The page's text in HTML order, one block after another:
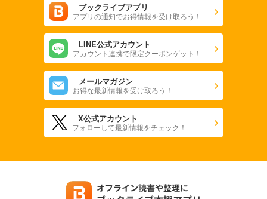
ブックライブアプリ
アプリの通知でお得情報を受け取ろう！
LINE公式アカウント
アカウント連携で限定クーポンゲット！
メールマガジン
お得な最新情報を受け取ろう！
X公式アカウント
フォローして最新情報をチェック！